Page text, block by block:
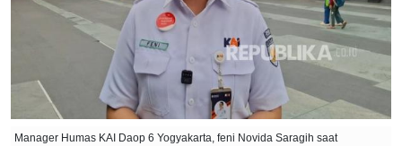
Manager Humas KAI Daop 6 Yogyakarta, feni Novida Saragih saat